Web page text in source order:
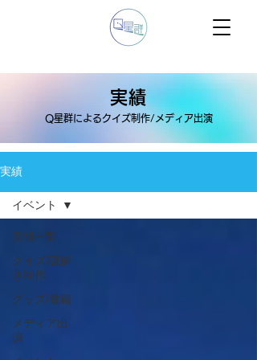
実績
Q星群によるクイズ制作/メディア出演
実績
実績一覧
クイズ/謎解
き制作
グッズ/書籍
メディア出
演
イベント